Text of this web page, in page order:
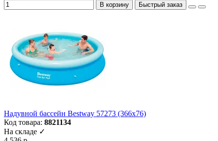
В корзину Быстрый заказ
Надувной бассейн Bestway 57273 (366x76)
Код товара: 8821134
На складе ✓